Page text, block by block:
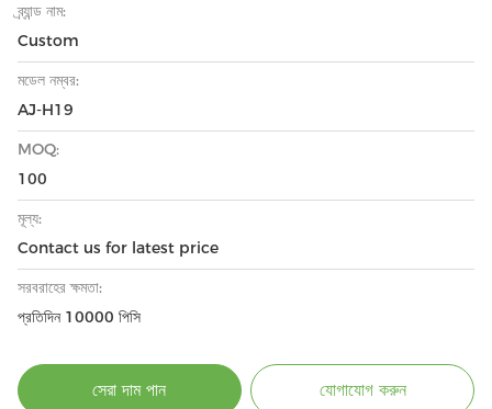
ব্র্যান্ড নাম:
Custom
মডেল নম্বর:
AJ-H19
MOQ:
100
মূল্য:
Contact us for latest price
সরবরাহের ক্ষমতা:
প্রতিদিন 10000 পিসি
সেরা দাম পান যোগাযোগ করুন